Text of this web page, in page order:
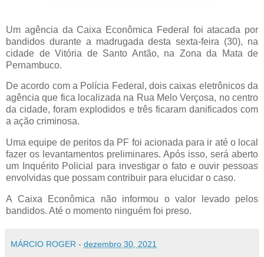
Um agência da Caixa Econômica Federal foi atacada por
bandidos durante a madrugada desta sexta-feira (30), na
cidade de Vitória de Santo Antão, na Zona da Mata de
Pernambuco.
De acordo com a Polícia Federal, dois caixas eletrônicos da
agência que fica localizada na Rua Melo Verçosa, no centro
da cidade, foram explodidos e três ficaram danificados com
a ação criminosa.
Uma equipe de peritos da PF foi acionada para ir até o local
fazer os levantamentos preliminares. Após isso, será aberto
um Inquérito Policial para investigar o fato e ouvir pessoas
envolvidas que possam contribuir para elucidar o caso.
A Caixa Econômica não informou o valor levado pelos
bandidos. Até o momento ninguém foi preso.
MÁRCIO ROGER - dezembro 30, 2021